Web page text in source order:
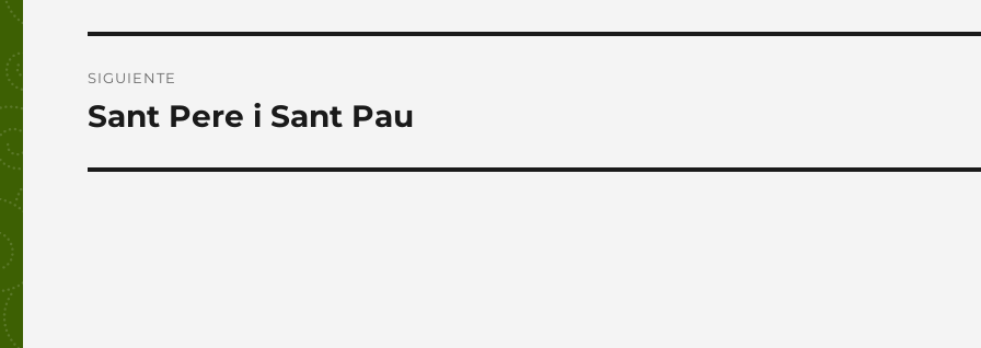
SIGUIENTE
Entrada
Sant Pere i Sant Pau